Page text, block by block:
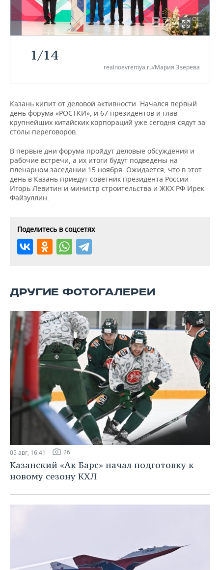
НЕФТЕХИМИЯ
НЕФТЬ
РОЗНИЧНАЯ ТОРГОВЛЯ
УСЛУГИ
НОВОСТИ ТЕХНОЛОГИЙ
МЕДИА
ТЕЛЕКОММУНИКАЦИИ
МЕРОПРИЯТИЯ
ВЫЕЗДНАЯ РЕДАКЦИЯ
БИЗНЕС-БРАНЧИ
ONLINE-КОНФЕРЕНЦИИ
ОТКРЫТАЯ ЛЕКЦИЯ
НОВОСТИ СПОРТА
ФУТБОЛ
ХОККЕЙ
БАСКЕТБОЛ
ВОЛЕЙБОЛ
КИБЕРСПОРТ
ФИГУРНОЕ КАТАНИЕ
ХОККЕЙ С МЯЧОМ
ОБЩЕСТВО
НОВОСТИ ОБЩЕСТВА
ВЛАСТЬ
ИНФРАСТРУКТУРА
ИСТОРИЯ
КУЛЬТУРА
МЕДИЦИНА
ПРОИСШЕСТВИЯ
ФОТОГАЛЕРЕЯ
СЮЖЕТЫ
СПРАВОЧНИК
СПИСОК ПЕРСОН
СПИСОК КОМПАНИЙ
ПОЛНАЯ ВЕРСИЯ
1/14
realnoevremya.ru/Мария Зверева
Казань кипит от деловой активности. Начался первый
день форума «РОСТКИ», и 67 президентов и глав
крупнейших китайских корпораций уже сегодня сядут за
столы переговоров.
В первые дни форума пройдут деловые обсуждения и
рабочие встречи, а их итоги будут подведены на
пленарном заседании 15 ноября. Ожидается, что в этот
день в Казань приедут советник президента России
Игорь Левитин и министр строительства и ЖКХ РФ Ирек
Файзуллин.
Поделитесь в соцсетях
ДРУГИЕ ФОТОГАЛЕРЕИ
05 авг, 16:41 26
Казанский «Ак Барс» начал подготовку к
новому сезону КХЛ